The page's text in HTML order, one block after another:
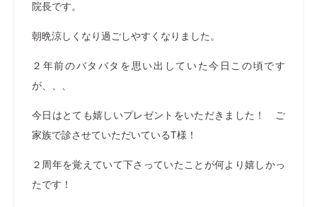
院長です。
朝晩涼しくなり過ごしやすくなりました。
２年前のバタバタを思い出していた今日この頃です
が、、、
今日はとても嬉しいプレゼントをいただきました！ ご
家族で診させていただいているT様！
２周年を覚えていて下さっていたことが何より嬉しかっ
たです！